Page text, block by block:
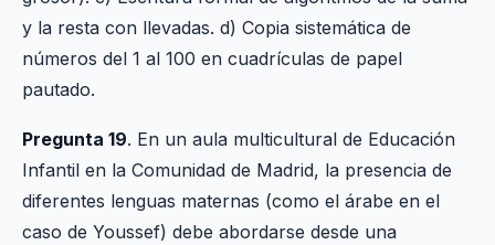
y la resta con llevadas. d) Copia sistemática de
números del 1 al 100 en cuadrículas de papel
pautado.
Pregunta 19. En un aula multicultural de Educación
Infantil en la Comunidad de Madrid, la presencia de
diferentes lenguas maternas (como el árabe en el
caso de Youssef) debe abordarse desde una